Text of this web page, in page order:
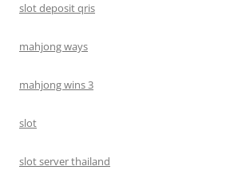
slot deposit qris
mahjong ways
mahjong wins 3
slot
slot server thailand